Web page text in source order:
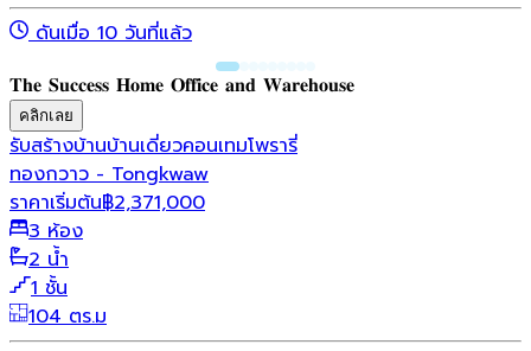
ดันเมื่อ 10 วันที่แล้ว
𝐓𝐡𝐞 𝐒𝐮𝐜𝐜𝐞𝐬𝐬 𝐇𝐨𝐦𝐞 𝐎𝐟𝐟𝐢𝐜𝐞 𝐚𝐧𝐝 𝐖𝐚𝐫𝐞𝐡𝐨𝐮𝐬𝐞
คลิกเลย
รับสร้างบ้านบ้านเดี่ยวคอนเทมโพรารี่
ทองกวาว - Tongkwaw
ราคาเริ่มต้น฿2,371,000
3 ห้อง
2 น้ำ
1 ชั้น
104 ตร.ม